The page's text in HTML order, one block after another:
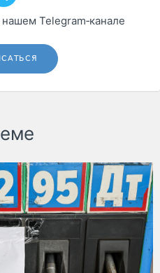
Telegram‑канале